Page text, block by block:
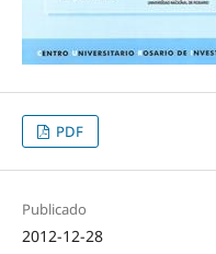
PDF
Publicado
2012-12-28